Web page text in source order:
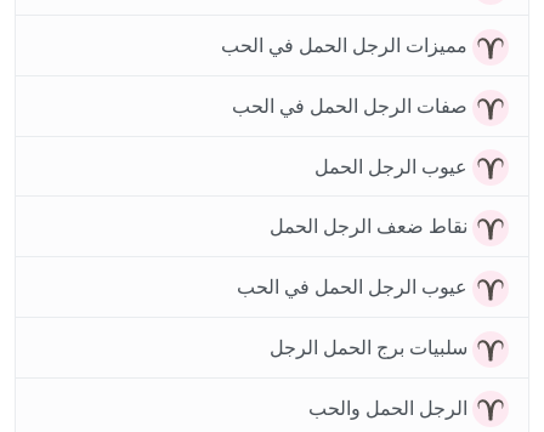
مميزات الرجل الحمل في الحب
صفات الرجل الحمل في الحب
عيوب الرجل الحمل
نقاط ضعف الرجل الحمل
عيوب الرجل الحمل في الحب
سلبيات برج الحمل الرجل
الرجل الحمل والحب